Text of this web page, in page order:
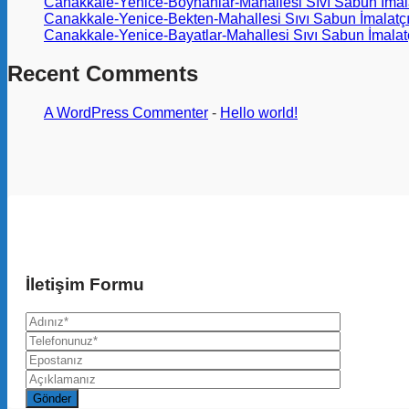
Canakkale-Yenice-Bekten-Mahallesi Sıvı Sabun
Canakkale-Yenice-Bayatlar-Mahallesi Sıvı Sabun
Recent Comments
A WordPress Commenter - Hello world!
İletişim Formu